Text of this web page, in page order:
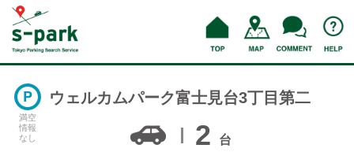
満空
情報
なし
ウェルカムパーク富士見台3丁目第二
2 台